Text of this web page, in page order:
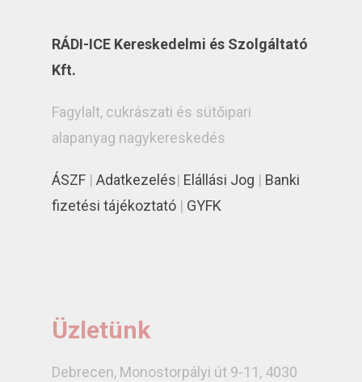
RÁDI-ICE Kereskedelmi és Szolgáltató
Kft.
Fagylalt, cukrászati és sütőipari
alapanyag nagykereskedés
ÁSZF | Adatkezelés| Elállási Jog | Banki
fizetési tájékoztató | GYFK
Üzletünk
Debrecen, Monostorpályi út 9-11, 4030